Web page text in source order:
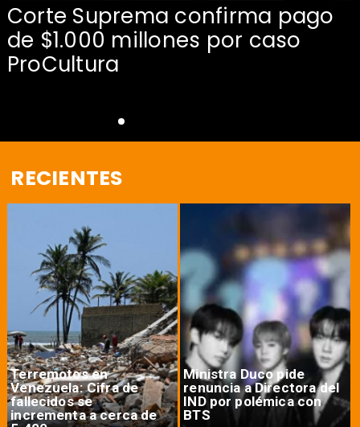
Corte Suprema confirma pago
de $1.000 millones por caso
ProCultura
RECIENTES
Terremotos en
Venezuela: Cifra de
fallecidos se
incrementa a cerca de
Ministra Duco pide
renuncia a Directora del
IND por polémica con
BTS